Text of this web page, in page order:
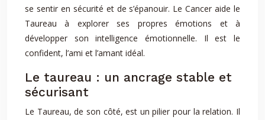
se sentir en sécurité et de s’épanouir. Le Cancer aide le
Taureau à explorer ses propres émotions et à
développer son intelligence émotionnelle. Il est le
confident, l’ami et l’amant idéal.
Le taureau : un ancrage stable et
sécurisant
Le Taureau, de son côté, est un pilier pour la relation. Il